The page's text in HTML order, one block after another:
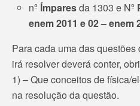
nº Ímparesda 1303 e Nº
enem 2011 e 02 – enem
Para cada uma das
irá resolver deverá conter,
1) – Que conceitos de física/
na resolução da questão.